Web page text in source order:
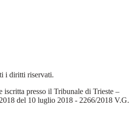
i diritti riservati.
iscritta presso il Tribunale di Trieste –
del 10 luglio 2018 - 2266/2018 V.G.